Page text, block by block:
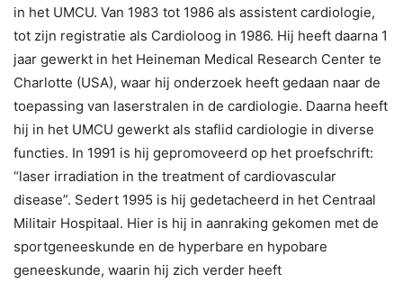
in het UMCU. Van 1983 tot 1986 als assistent cardiologie,
tot zijn registratie als Cardioloog in 1986. Hij heeft daarna 1
jaar gewerkt in het Heineman Medical Research Center te
Charlotte (USA), waar hij onderzoek heeft gedaan naar de
toepassing van laserstralen in de cardiologie. Daarna heeft
hij in het UMCU gewerkt als staflid cardiologie in diverse
functies. In 1991 is hij gepromoveerd op het proefschrift:
“laser irradiation in the treatment of cardiovascular
disease”. Sedert 1995 is hij gedetacheerd in het Centraal
Militair Hospitaal. Hier is hij in aanraking gekomen met de
sportgeneeskunde en de hyperbare en hypobare
geneeskunde, waarin hij zich verder heeft